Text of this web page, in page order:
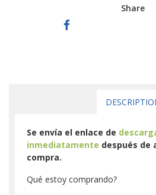
Share
Se envía el enlace de
inmediatamente después de
compra.
Qué estoy comprando?